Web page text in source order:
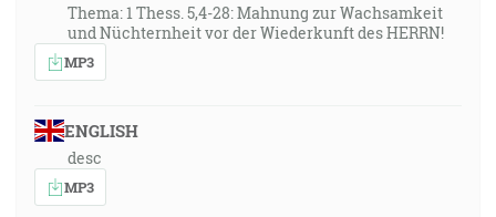
Thema: 1 Thess. 5,4-28: Mahnung zur Wachsamkeit
und Nüchternheit vor der Wiederkunft des HERRN!
MP3
ENGLISH
desc
MP3